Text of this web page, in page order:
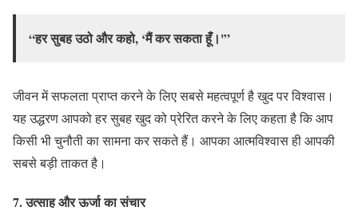
“हर सुबह उठो और कहो, ‘मैं कर सकता हूँ।'”
जीवन में सफलता प्राप्त करने के लिए सबसे महत्वपूर्ण है खुद पर विश्वास।
यह उद्धरण आपको हर सुबह खुद को प्रेरित करने के लिए कहता है कि आप
किसी भी चुनौती का सामना कर सकते हैं। आपका आत्मविश्वास ही आपकी
सबसे बड़ी ताकत है।
7.उत्साह और ऊर्जा का संचार